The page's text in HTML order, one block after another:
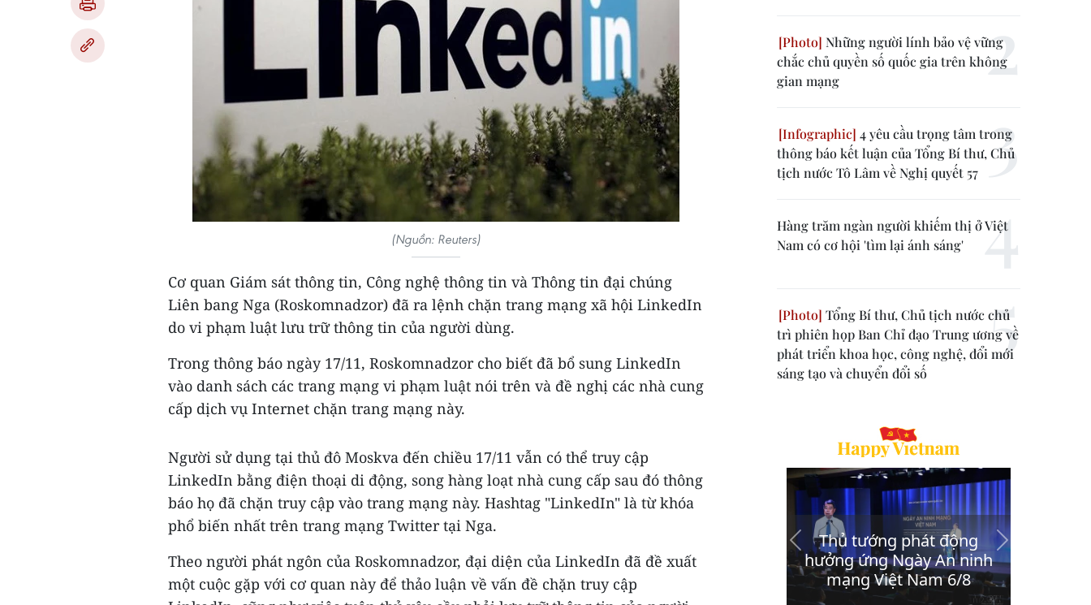
(Nguồn: Reuters)
Cơ quan Giám sát thông tin, Công nghệ thông tin và Thông tin đại chúng
Liên bang Nga (Roskomnadzor) đã ra lệnh chặn trang mạng xã hội LinkedIn
do vi phạm luật lưu trữ thông tin của người dùng.
Trong thông báo ngày 17/11, Roskomnadzor cho biết đã bổ sung LinkedIn
vào danh sách các trang mạng vi phạm luật nói trên và đề nghị các nhà cung
cấp dịch vụ Internet chặn trang mạng này.
Người sử dụng tại thủ đô Moskva đến chiều 17/11 vẫn có thể truy cập
LinkedIn bằng điện thoại di động, song hàng loạt nhà cung cấp sau đó thông
báo họ đã chặn truy cập vào trang mạng này. Hashtag "LinkedIn" là từ khóa
phổ biến nhất trên trang mạng Twitter tại Nga.
Theo người phát ngôn của Roskomnadzor, đại diện của LinkedIn đã đề xuất
một cuộc gặp với cơ quan này để thảo luận về vấn đề chặn truy cập
Những người lính bảo vệ vững
chắc chủ quyền số quốc gia trên không
gian mạng
4 yêu cầu trọng tâm trong
thông báo kết luận của Tổng Bí thư, Chủ
tịch nước Tô Lâm về Nghị quyết 57
Hàng trăm ngàn người khiếm thị ở Việt
Nam có cơ hội 'tìm lại ánh sáng'
Tổng Bí thư, Chủ tịch nước chủ
trì phiên họp Ban Chỉ đạo Trung ương về
phát triển khoa học, công nghệ, đổi mới
sáng tạo và chuyển đổi số